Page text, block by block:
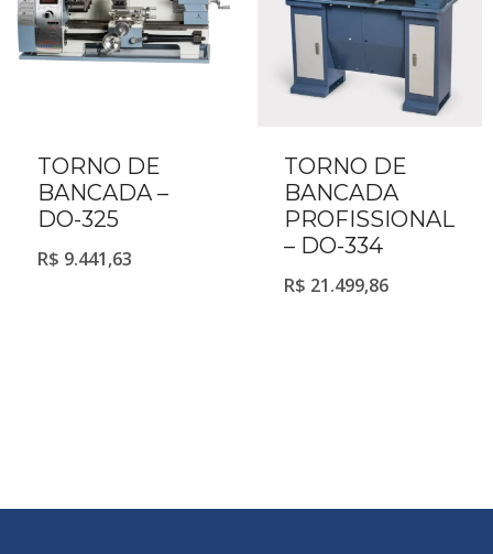
TORNO DE
BANCADA –
DO-325
R$ 9.441,63
TORNO DE
BANCADA
PROFISSIONAL
– DO-334
R$ 21.499,86